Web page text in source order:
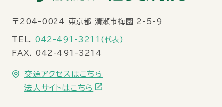
〒 204-0024 東京都 清瀬市梅園 2-5-9
TEL. 042-491-3211(代表)
FAX. 042-491-3214
交通アクセスはこちら
法人サイトはこちら